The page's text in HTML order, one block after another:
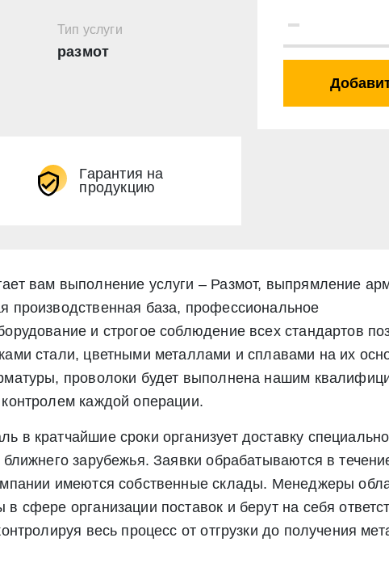
Тип услуги
размот
Гарантия на
продукцию
вам выполнение услуги – Размот, выпрямление
производственная база, профессиональное
и строгое соблюдение всех стандартов
стали, цветными металлами и сплавами на их
проволоки будет выполнена нашим
каждой операции.
в кратчайшие сроки организует доставку
зарубежья. Заявки обрабатываются в
имеются собственные склады. Менеджеры
сфере организации поставок и берут на себя
весь процесс от отгрузки до получения
обратный звонок
заявка